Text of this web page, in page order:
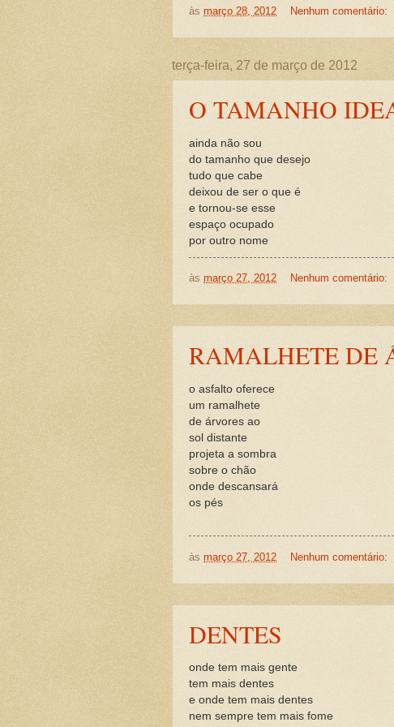
às março 28, 2012 Nenhum comentário:
terça-feira, 27 de março de 2012
O TAMANHO
ainda não sou
do tamanho que desejo
tudo que cabe
deixou de ser o que é
e tornou-se esse
espaço ocupado
por outro nome
às março 27, 2012 Nenhum comentário:
RAMALHETE DE
o asfalto oferece
um ramalhete
de árvores ao
sol distante
projeta a sombra
sobre o chão
onde descansará
os pés
às março 27, 2012 Nenhum comentário:
DENTES
onde tem mais gente
tem mais dentes
e onde tem mais dentes
nem sempre tem mais fome